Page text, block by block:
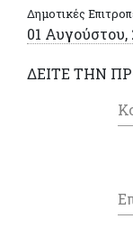
Δημοτικές
01 Αυγούστου,
ΔΕΙΤΕ ΤΗΝ